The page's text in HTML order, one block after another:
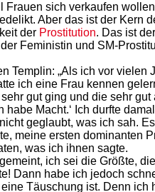
Frauen sich verkaufen
Aber das ist der Kern
der Prostitution. Das ist
Feministin und SM-
Templin: „Als ich vor vielen
ich eine Frau kennen
gut ging und die sehr gut
habe Macht.‘ Ich durfte
geglaubt, was ich sah.
meine ersten dominanten
was ich ihnen sagte.
ich sei die Größte,
Dann habe ich jedoch
Täuschung ist. Denn ich